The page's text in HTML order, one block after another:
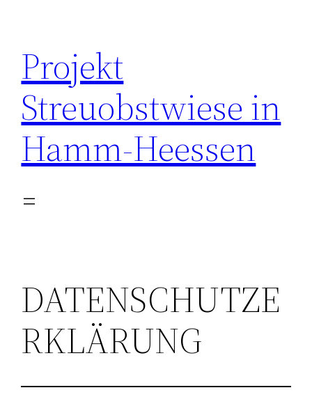
springen
Projekt
Streuobstwiese in
Hamm-Heessen
DATENSCHUTZE
RKLÄRUNG